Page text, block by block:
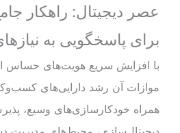
عصر دیجیتال: راهکار
برای پاسخگویی به
با افزایش سریع هویت‌های حساس
موازات آن رشد دارایی‌های
همراه خودکارسازی‌های وسیع،